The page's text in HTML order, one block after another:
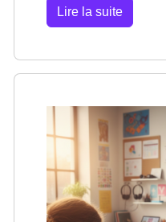
Lire la suite